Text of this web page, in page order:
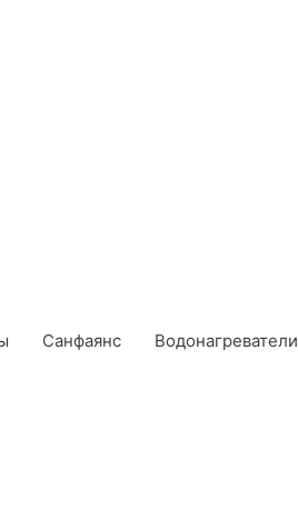
Санфаянс Водонагреватели